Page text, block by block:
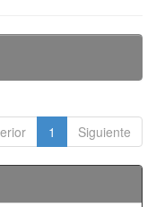
1 Siguiente